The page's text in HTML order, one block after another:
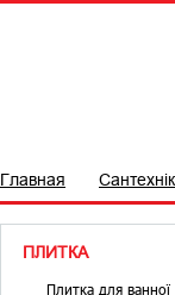
Главная
ПЛИТКА
Плитка для ванної